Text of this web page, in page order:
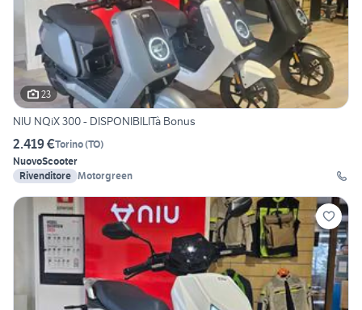
23
NIU NQiX 300 - DISPONIBILITà Bonus
2.419 €Torino(TO)
NuovoScooter
Rivenditore Motorgreen